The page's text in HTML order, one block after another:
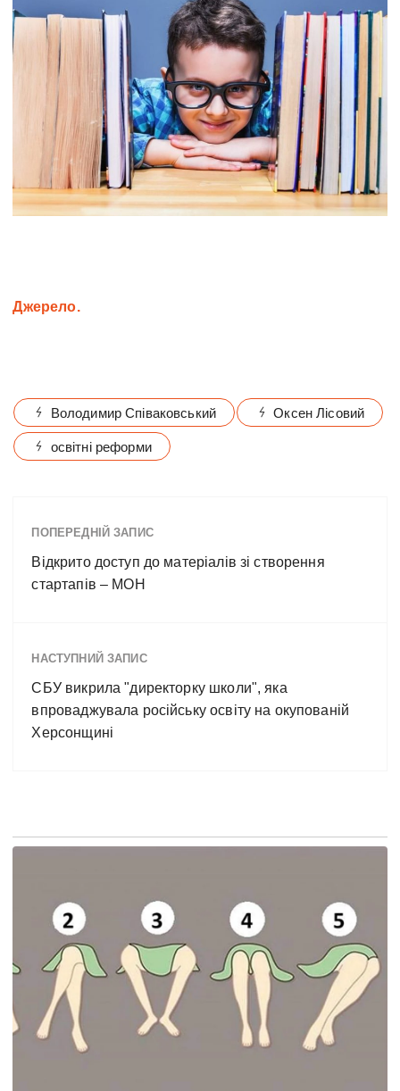
Джерело.
Володимир Співаковський Оксен Лісовий
освітні реформи
ПОПЕРЕДНІЙ ЗАПИС
Відкрито доступ до матеріалів зі створення
стартапів – МОН
НАСТУПНИЙ ЗАПИС
СБУ викрила "директорку школи", яка
впроваджувала російську освіту на окупованій
Херсонщині